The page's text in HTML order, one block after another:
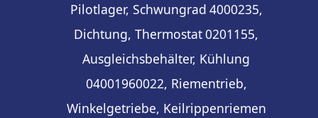
Pilotlager, Schwungrad 4000235,
Dichtung, Thermostat0201155,
Ausgleichsbehälter, Kühlung
04001960022, Riementrieb,
Winkelgetriebe, Keilrippenriemen